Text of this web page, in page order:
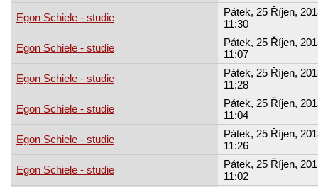
Egon Schiele - studie
Pátek, 25 Říjen,
11:30
Egon Schiele - studie
Pátek, 25 Říjen,
11:07
Egon Schiele - studie
Pátek, 25 Říjen,
11:28
Egon Schiele - studie
Pátek, 25 Říjen,
11:04
Egon Schiele - studie
Pátek, 25 Říjen,
11:26
Egon Schiele - studie
Pátek, 25 Říjen,
11:02